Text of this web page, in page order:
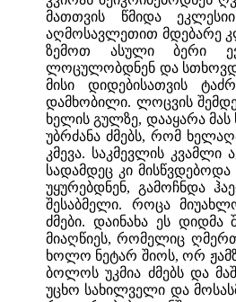
მათთვის წმიდა
აღმოსავლეთით მდებარე
ზემოთ ასული ბერი
ლოცულობდნენ და
მისი დიდებისათვის
დამხობილი. ლოცვის
ხელის გულზე, დააყარა
უბრძანა ძმებს, რომ
კმევა. საკმევლის
სადამდეც კი
უყურებდნენ, გამოჩნდა
შესაბმელი. როცა
ძმები. დაინახა ეს
მიაღწიეს, რომელიც
ხოლო ნეტარ შიოს, ორ
ბოლოს უკმია ძმებს და
უცხო სახილველი და